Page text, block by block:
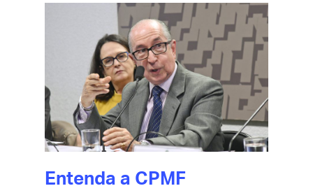
Entenda a CPMF